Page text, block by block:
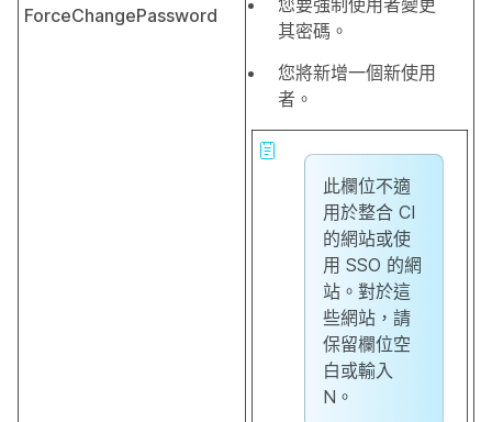
ForceChangePassword
您要強制使用者變更
其密碼。
您將新增一個新使用
者。
此欄位不適
用於整合 CI
的網站或使
用 SSO 的網
站。對於這
些網站，請
保留欄位空
白或輸入
N。